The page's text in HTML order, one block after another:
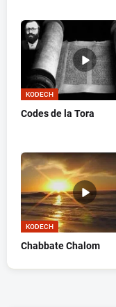
KODECH
Codes de la Tora
KODECH
Chabbate Chalom